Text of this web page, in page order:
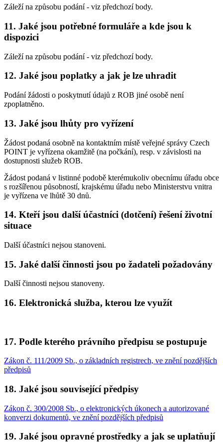
Záleží na způsobu podání - viz předchozí body.
11. Jaké jsou potřebné formuláře a kde jsou k
dispozici
Záleží na způsobu podání - viz předchozí body.
12. Jaké jsou poplatky a jak je lze uhradit
Podání žádosti o poskytnutí údajů z ROB jiné osobě není
zpoplatněno.
13. Jaké jsou lhůty pro vyřízení
Žádost podaná osobně na kontaktním místě veřejné správy Czech
POINT je vyřízena okamžitě (na počkání), resp. v závislosti na
dostupnosti služeb ROB.
Žádost podaná v listinné podobě kterémukoliv obecnímu úřadu obce
s rozšířenou působností, krajskému úřadu nebo Ministerstvu vnitra
je vyřízena ve lhůtě 30 dnů.
14. Kteří jsou další účastníci (dotčení) řešení životní
situace
Další účastníci nejsou stanoveni.
15. Jaké další činnosti jsou po žadateli požadovány
Další činnosti nejsou stanoveny.
16. Elektronická služba, kterou lze využít
17. Podle kterého právního předpisu se postupuje
Zákon č. 111/2009 Sb., o základních registrech, ve znění pozdějších
předpisů
18. Jaké jsou související předpisy
Zákon č. 300/2008 Sb., o elektronických úkonech a autorizované
konverzi dokumentů, ve znění pozdějších předpisů
19. Jaké jsou opravné prostředky a jak se uplatňují